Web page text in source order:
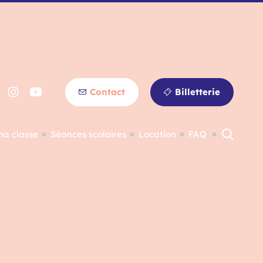
Contact Billetterie
classe Séances scolaires Location FAQ